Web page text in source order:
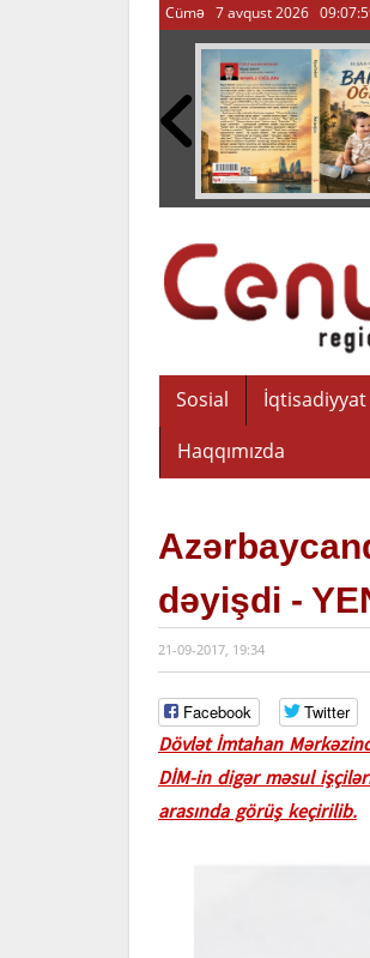
Cümə 7 avqust 2026
Sosial İqtisadiyyat
Haqqımızda
dəyişdi -
21-09-2017, 19:34
Facebook Twitter
Dövlət İmtahan
DİM-in digər məsul
arasında görüş keçirilib.